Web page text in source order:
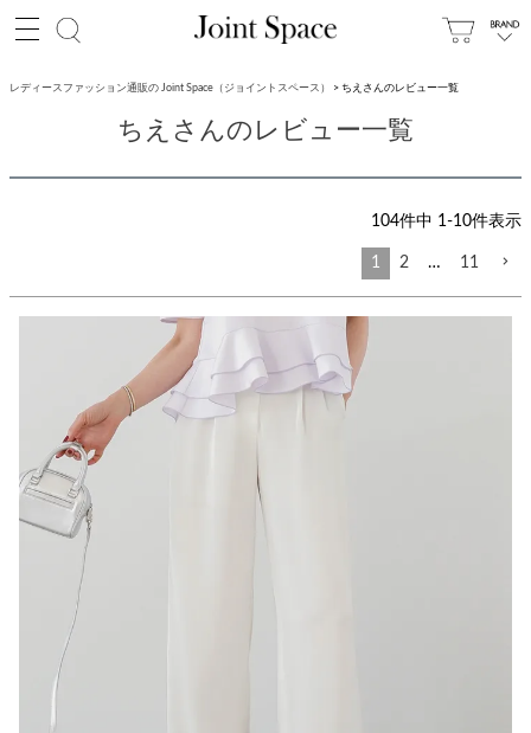
レディースファッション通販の Joint Space（ジョイントスペース） ちえさんのレビュー一覧
ちえさんのレビュー一覧
104件中 1-10件表示
1 2 … 11